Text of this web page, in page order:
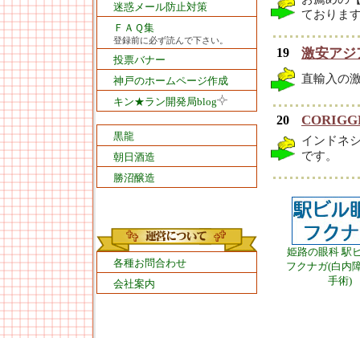
迷惑メール防止対策
ＦＡＱ集
登録前に必ず読んで下さい。
投票バナー
神戸のホームページ作成
キン★ラン開発局blog
黒龍
朝日酒造
勝沼醸造
各種お問合わせ
会社案内
ておりま
19 激安アジ
直輸入の
20
インドネ
です。
姫路の眼科 駅
フクナガ(白内
手術)